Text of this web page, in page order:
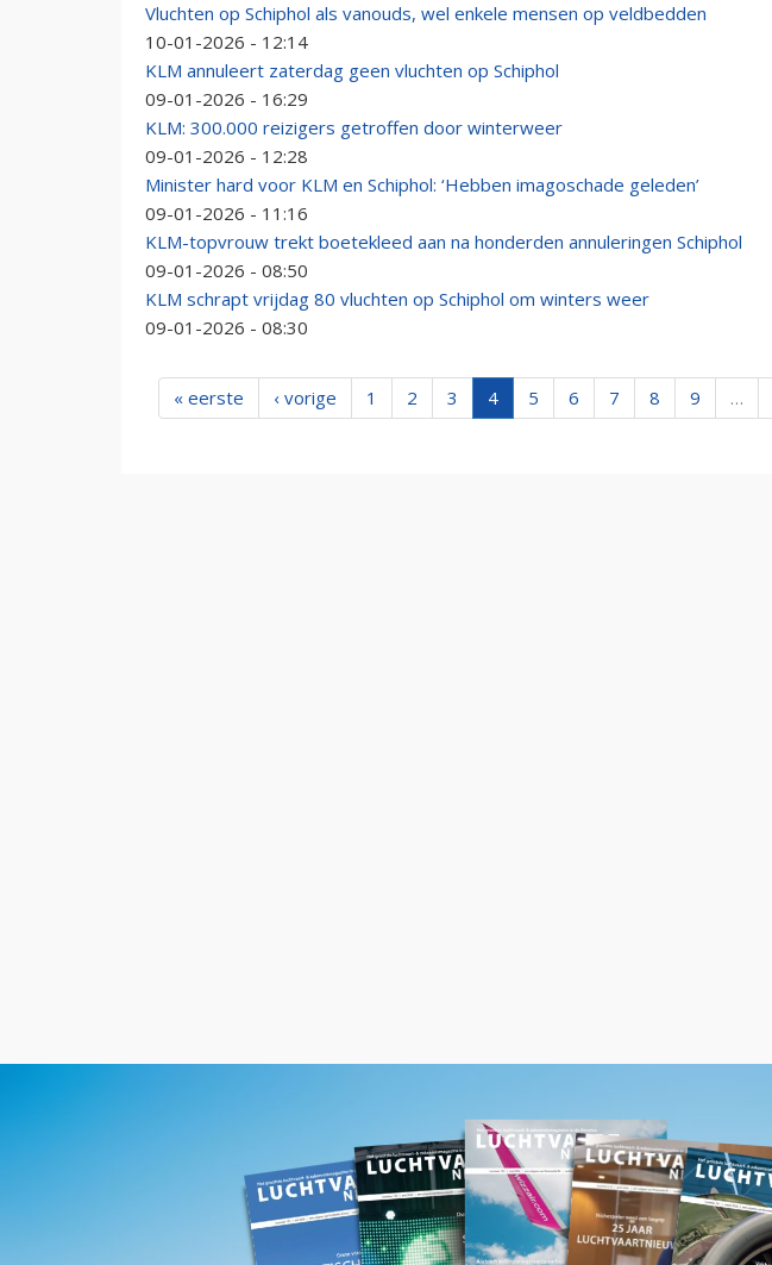
Vluchten op Schiphol als vanouds, wel enkele mensen op veldbedden
10-01-2026 - 12:14
KLM annuleert zaterdag geen vluchten op Schiphol
09-01-2026 - 16:29
KLM: 300.000 reizigers getroffen door winterweer
09-01-2026 - 12:28
Minister hard voor KLM en Schiphol: ‘Hebben imagoschade geleden’
09-01-2026 - 11:16
KLM-topvrouw trekt boetekleed aan na honderden annuleringen Schiphol
09-01-2026 - 08:50
KLM schrapt vrijdag 80 vluchten op Schiphol om winters weer
09-01-2026 - 08:30
« eerste ‹ vorige 1 2 3 4 5 6 7 8 9 …